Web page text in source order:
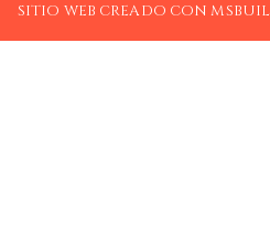
SITIO WEB CREADO CON